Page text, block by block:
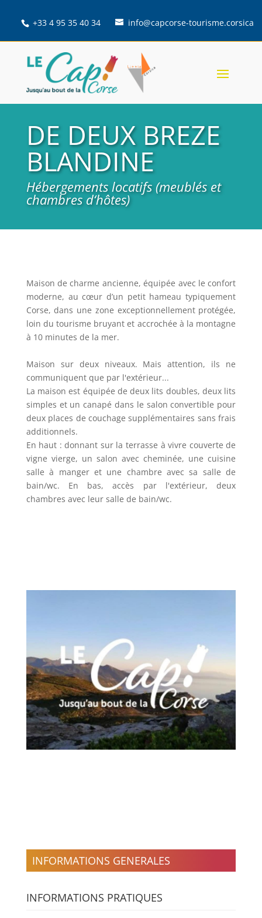
+33 4 95 35 40 34 info@capcorse-tourisme.corsica
DE DEUX BREZE
BLANDINE
Hébergements locatifs (meublés et
chambres d‘hôtes)
Maison de charme ancienne, équipée avec le confort
moderne, au cœur d’un petit hameau typiquement
Corse, dans une zone exceptionnellement protégée,
loin du tourisme bruyant et accrochée à la montagne
à 10 minutes de la mer.
Maison sur deux niveaux. Mais attention, ils ne
communiquent que par l'extérieur...
La maison est équipée de deux lits doubles, deux lits
simples et un canapé dans le salon convertible pour
deux places de couchage supplémentaires sans frais
additionnels.
En haut : donnant sur la terrasse à vivre couverte de
vigne vierge, un salon avec cheminée, une cuisine
salle à manger et une chambre avec sa salle de
bain/wc. En bas, accès par l'extérieur, deux
chambres avec leur salle de bain/wc.
INFORMATIONS GENERALES
INFORMATIONS PRATIQUES